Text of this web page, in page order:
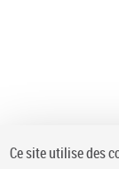
Auteur
Ce site utilise des